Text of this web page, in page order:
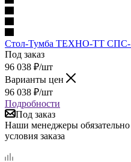
Стол-Тумба ТЕХНО-ТТ СПС-
Под заказ
96 038 ₽/шт
Варианты цен
96 038 ₽/шт
Подробности
Под заказ
Наши менеджеры
условия заказа